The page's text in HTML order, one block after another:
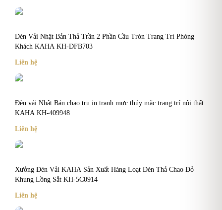
Đèn Vải Nhật Bản Thả Trần 2 Phần Cầu Tròn Trang Trí Phòng
Khách KAHA KH-DFB703
Liên hệ
Đèn vải Nhật Bản chao trụ in tranh mực thủy mặc trang trí nội thất
KAHA KH-409948
Liên hệ
Xưởng Đèn Vải KAHA Sản Xuất Hàng Loạt Đèn Thả Chao Đỏ
Khung Lồng Sắt KH-5C0914
Liên hệ